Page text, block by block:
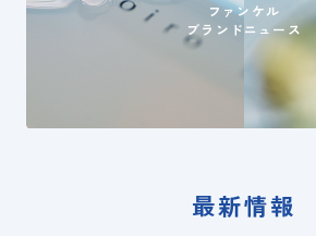
ファンケル
ブランドニュース
最新情報